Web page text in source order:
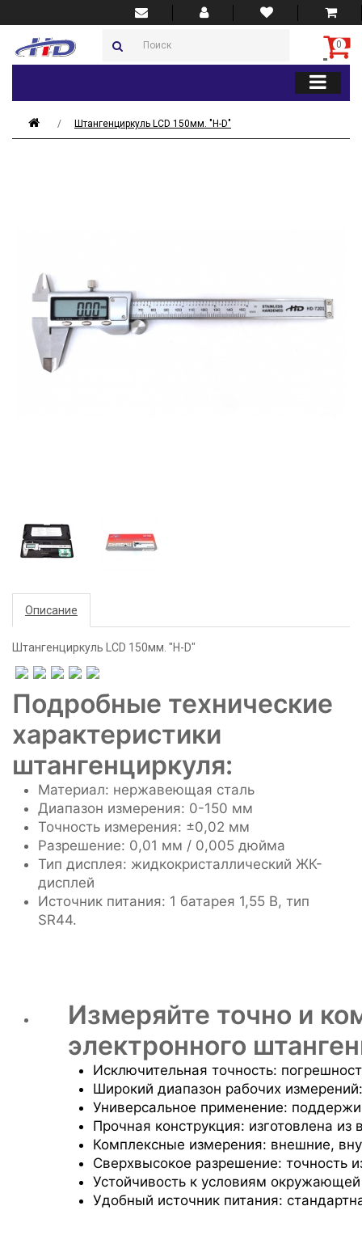
0
Штангенциркуль LCD 150мм. "H-D"
Описание
Штангенциркуль LCD 150мм. "H-D"
Подробные технические
характеристики
штангенциркуля:
Материал: нержавеющая сталь
Диапазон измерения: 0-150 мм
Точность измерения: ±0,02 мм
Разрешение: 0,01 мм / 0,005 дюйма
Тип дисплея: жидкокристаллический ЖК-
дисплей
Источник питания: 1 батарея 1,55 В, тип
SR44.
Измеряйте точно и
электронного
Исключительная точность:
Широкий диапазон рабочих
Универсальное применение:
Прочная конструкция: изготовлена
Комплексные измерения: внешние,
Сверхвысокое разрешение:
Устойчивость к условиям
Удобный источник питания: